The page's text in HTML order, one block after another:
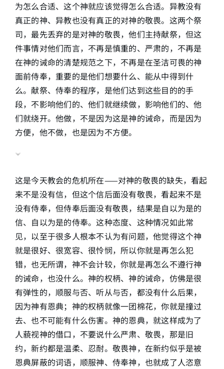
为怎么合适、这个神就应该觉得怎么合适。异教没有
真正的神、异教也没有真正的对神的敬畏。这两个祭
司，最先丢弃的是对神的敬畏，他们主持献祭，但这
件事情对他们而言，不再是慎重的、严肃的，不再是
在神的诫命的清楚规范之下，不再是在圣洁可畏的神
面前侍奉，重要的是他们想要什么、能从中得到什
么。献祭、侍奉的程序，是他们达到这些目的的手
段，不影响他们的、他们就继续做，影响他们的、他
们就绕开。他做，不是因为这是神的诫命，而是因为
方便，他不做，也是因为不方便。
这是今天教会的危机所在——对神的敬畏的缺失，看起
来不是没有信，但这个信后面没有敬畏，看起来不是
没有侍奉，但侍奉后面没有敬畏，结果是自以为是的
信、自以为是的侍奉。这种态度、这种情况如此常
见，以至于很多人根本不认为有问题，他觉得这个神
就是很好、很宽容、很怜悯，所以你就是再怎么犯
错，也无所谓，神不会计较，你就是再怎么不遵行神
的诫命，也没什么。神的权柄、神的诫命，仿佛是很
有弹性的，顺服与否、听从与否，都没有什么后果，
因为神有恩典；神的权柄就像一团棉花，你就是撞过
去、也不可能有什么伤害。神的恩典，就这样成为了
人藐视神的借口，不要说什么严肃、敬畏，那是旧
约，新约都是温柔、忍耐。敬畏神，在新约似乎是被
恩典屏蔽的词语，顺服神、侍奉神，也就成了人恣意